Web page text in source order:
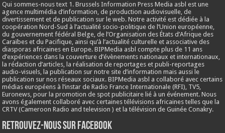
Qui sommes-nous text 1. Brussels Information Press Media asbl est une
agence multimédia d’information, de production audiovisuelle, de
divertissement et de publication sur le web. Notre activité est dédiée à la
coopération Nord-Sud à l’actualité socio-politique de l’Union européenne,
du gouvernement fédéral Belge, de l’Organisation des États d’Afrique des
Caraïbes et du Pacifique, ainsi qu’à l’actualité culturelle et associative des
diasporas africaines en Europe. BIPMedia asbl compte plus de 11 ans
d’expériences dans la couverture d’évènements nationaux et internationaux,
la rédaction d’articles, la réalisation de reportages et publi-reportages
audio-visuels, la publication sur notre site d’information mais aussi le
publication sur nos réseaux sociaux. BIPMedia asbl a collaboré avec certains
médias européens à l’instar de Radio France Internationale (RFI), TV5,
Euronews, pour la promotion de spot publicitaire lié à un événement. Nous
avons également collaboré avec certaines télévisions africaines telles que la
CRTV (Cameroon Radio and television ) et la télévision de Guinée Conakry.
Retrouvez-nous sur Facebook